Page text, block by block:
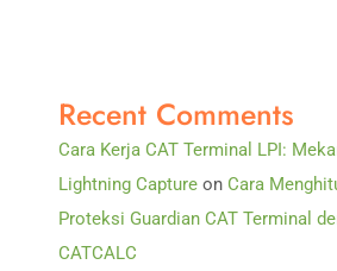
Recent Comments
Cara Kerja CAT Terminal LPI:
Lightning Capture on Cara
Proteksi Guardian CAT Terminal
CATCALC